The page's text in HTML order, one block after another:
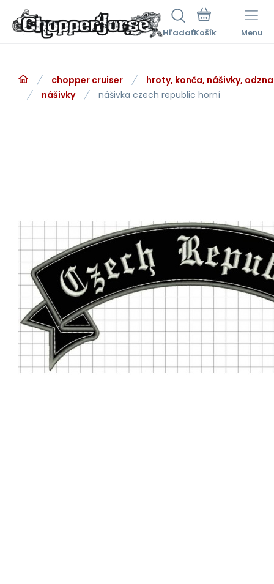
Hľadať Menu
chopper cruiser
hroty, konča, nášivky,
nášivky
nášivka czech republic horní